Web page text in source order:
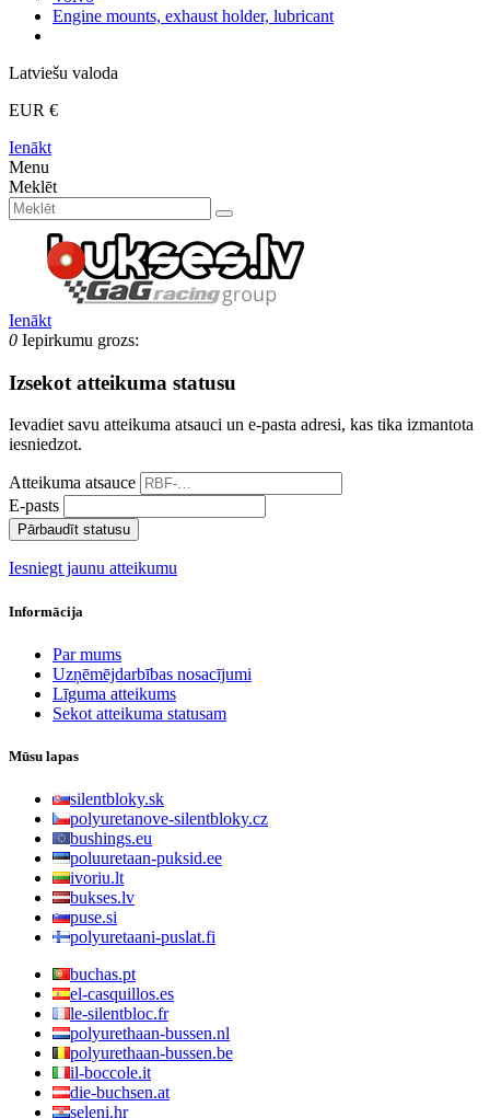
Engine mounts, exhaust holder, lubricant
Latviešu valoda
EUR €
Ienākt
Menu
Meklēt
Ienākt
0 Iepirkumu grozs:
Izsekot atteikuma statusu
Ievadiet savu atteikuma atsauci un e-pasta adresi, kas tika izmantota
iesniedzot.
Atteikuma atsauce
E-pasts
Pārbaudīt statusu
Iesniegt jaunu atteikumu
Informācija
Par mums
Uzņēmējdarbības nosacījumi
Līguma atteikums
Sekot atteikuma statusam
Mūsu lapas
silentbloky.sk
polyuretanove-silentbloky.cz
bushings.eu
poluuretaan-puksid.ee
ivoriu.lt
bukses.lv
puse.si
polyuretaani-puslat.fi
buchas.pt
el-casquillos.es
le-silentbloc.fr
polyurethaan-bussen.nl
polyurethaan-bussen.be
il-boccole.it
die-buchsen.at
seleni.hr